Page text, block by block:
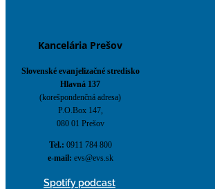
Kancelária Prešov
Slovenské evanjelizačné stredisko
Hlavná 137
(korešpondenčná adresa)
P.O.Box 147,
080 01 Prešov
Tel.: 0911 784 800
e-mail: evs@evs.sk
Spotify podcast